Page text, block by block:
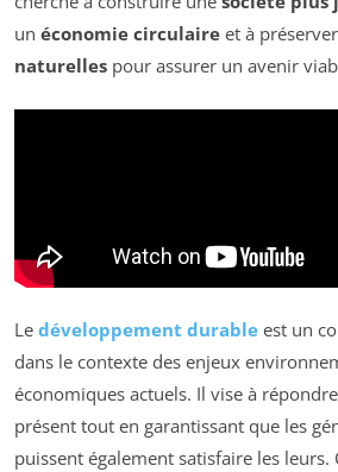
un économie circulaire et à
naturelles pour assurer un avenir
Le développement durable est un
dans le contexte des enjeux
économiques actuels. Il vise à
présent tout en garantissant que les
puissent également satisfaire les leurs.